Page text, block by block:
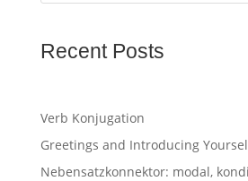
Recent Posts
Verb Konjugation
Greetings and Introducing
Nebensatzkonnektor: modal,